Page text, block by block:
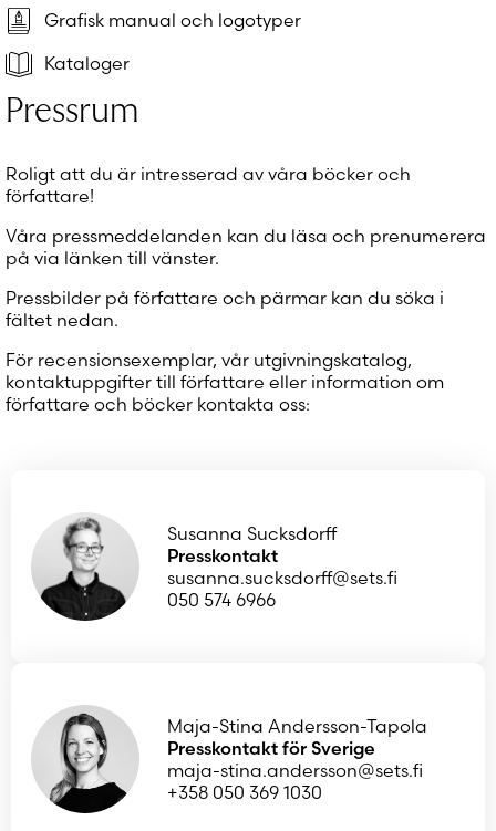
Glömt ditt lösenord?
Har du inget konto?
Skapa nytt konto
Grafisk manual och logotyper
Kataloger
Pressrum
Roligt att du är intresserad av våra böcker och
författare!
Våra pressmeddelanden kan du läsa och prenumerera
på via länken till vänster.
Pressbilder på författare och pärmar kan du söka i
fältet nedan.
För recensionsexemplar, vår utgivningskatalog,
kontaktuppgifter till författare eller information om
författare och böcker kontakta oss:
Susanna Sucksdorff
Presskontakt
susanna.sucksdorff@sets.fi
050 574 6966
Maja-Stina Andersson-Tapola
Presskontakt för Sverige
maja-stina.andersson@sets.fi
+358 050 369 1030